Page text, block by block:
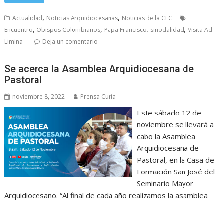
Actualidad, Noticias Arquidiocesanas, Noticias de la CEC
Encuentro, Obispos Colombianos, Papa Francisco, sinodalidad,Visita Ad
Limina
Deja un comentario
Se acerca la Asamblea Arquidiocesana de
Pastoral
noviembre 8, 2022 Prensa Curia
Este sábado 12 de
noviembre se llevará a
cabo la Asamblea
Arquidiocesana de
Pastoral, en la Casa de
Formación San José del
Seminario Mayor
Arquidiocesano. “Al final de cada año realizamos la asamblea